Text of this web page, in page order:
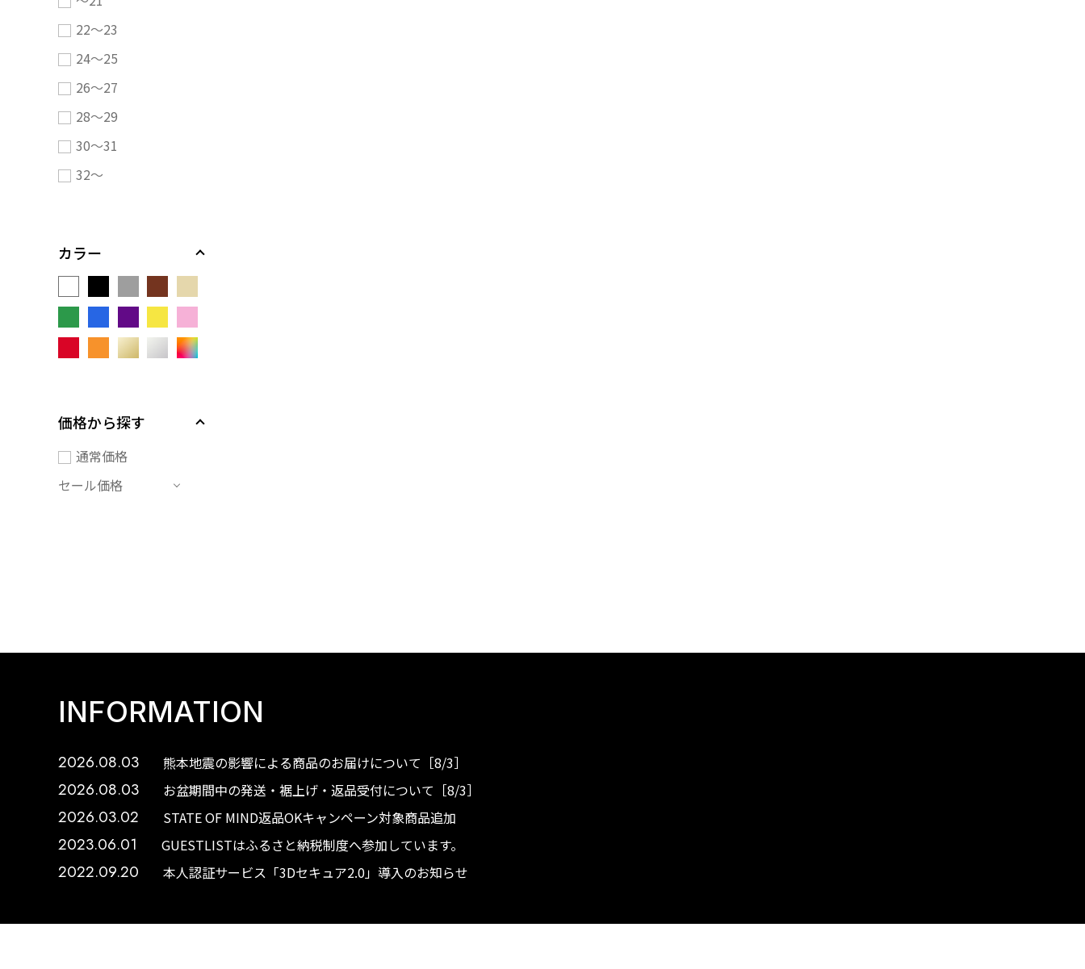
22～23
24～25
26～27
28～29
30～31
32～
カラー
価格から探す
通常価格
セール価格
INFORMATION
2026.08.03 熊本地震の影響による商品のお届けについて［8/3］
2026.08.03 お盆期間中の発送・裾上げ・返品受付について［8/3］
2026.03.02 STATE OF MIND返品OKキャンペーン対象商品追加
2023.06.01 GUESTLISTはふるさと納税制度へ参加しています。
2022.09.20 本人認証サービス「3Dセキュア2.0」導入のお知らせ